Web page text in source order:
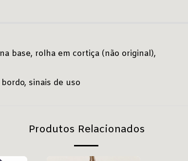
base, rolha em cortiça (não original),
sinais de uso
Produtos Relacionados